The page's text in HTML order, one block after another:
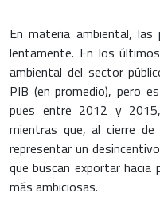
En materia ambiental, las
lentamente. En los
ambiental del sector
PIB (en promedio), pero
pues entre 2012 y
mientras que, al cierre
representar un
que buscan exportar
más ambiciosas.